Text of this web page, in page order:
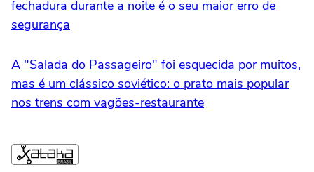
fechadura durante a noite é o seu maior erro de
segurança
A "Salada do Passageiro" foi esquecida por muitos,
mas é um clássico soviético: o prato mais popular
nos trens com vagões-restaurante